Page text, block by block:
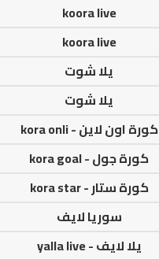
koora live
koora live
يلا شوت
يلا شوت
كورة اون لاين - kora onli
كورة جول - kora goal
كورة ستار - kora star
سوريا لايف
يلا لايف - yalla live